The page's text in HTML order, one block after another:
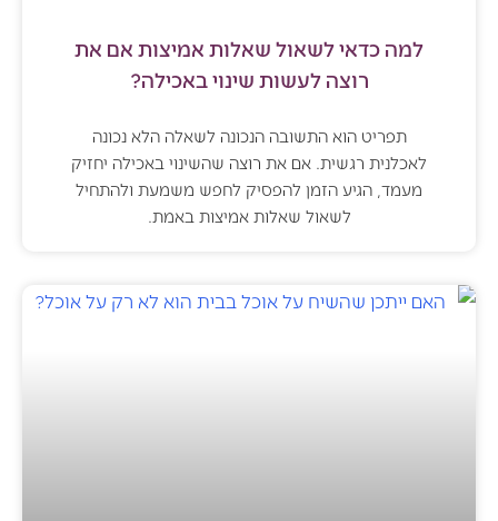
למה כדאי לשאול שאלות אמיצות אם את
רוצה לעשות שינוי באכילה?
תפריט הוא התשובה הנכונה לשאלה הלא נכונה
לאכלנית רגשית. אם את רוצה שהשינוי באכילה יחזיק
מעמד, הגיע הזמן להפסיק לחפש משמעת ולהתחיל
לשאול שאלות אמיצות באמת.